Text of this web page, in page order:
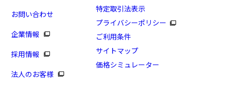
お問い合わせ
企業情報
採用情報
法人のお客様
特定取引法表示
プライバシーポリシー
ご利用条件
サイトマップ
価格シミュレーター